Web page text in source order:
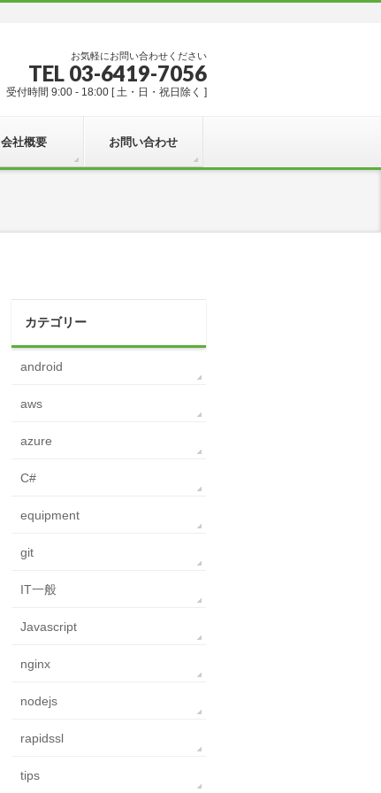
お気軽にお問い合わせください
TEL 03-6419-7056
受付時間 9:00 - 18:00 [ 土・日・祝日除く ]
会社概要 お問い合わせ
カテゴリー
android
aws
azure
C#
equipment
git
IT一般
Javascript
nginx
nodejs
rapidssl
tips